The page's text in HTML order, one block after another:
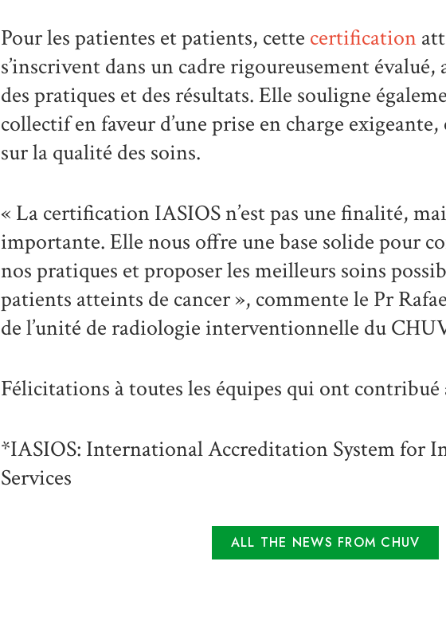
Pour les patientes et patients, cette certification
s’inscrivent dans un cadre rigoureusement
des pratiques et des résultats. Elle souligne
collectif en faveur d’une prise en charge
sur la qualité des soins.
« La certification IASIOS n’est pas une finalité,
importante. Elle nous offre une base solide pour
nos pratiques et proposer les meilleurs soins
patients atteints de cancer », commente le Pr
de l’unité de radiologie interventionnelle du
Félicitations à toutes les équipes qui ont contribué
*IASIOS: International Accreditation System for
Services
ALL THE NEWS FROM CHUV